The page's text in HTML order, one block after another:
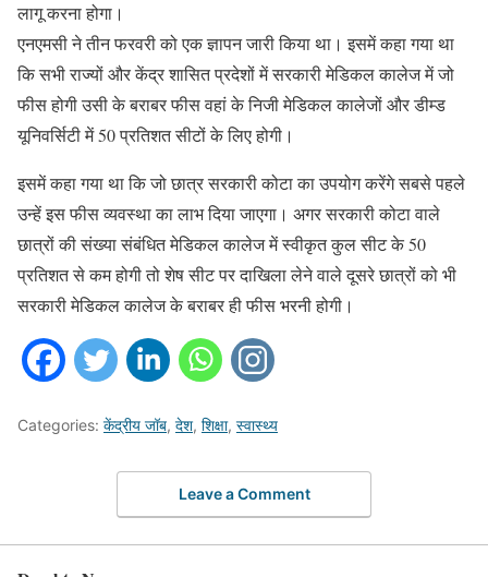
लागू करना होगा।
एनएमसी ने तीन फरवरी को एक ज्ञापन जारी किया था। इसमें कहा गया था
कि सभी राज्यों और केंद्र शासित प्रदेशों में सरकारी मेडिकल कालेज में जो
फीस होगी उसी के बराबर फीस वहां के निजी मेडिकल कालेजों और डीम्ड
यूनिवर्सिटी में 50 प्रतिशत सीटों के लिए होगी।
इसमें कहा गया था कि जो छात्र सरकारी कोटा का उपयोग करेंगे सबसे पहले
उन्हें इस फीस व्यवस्था का लाभ दिया जाएगा। अगर सरकारी कोटा वाले
छात्रों की संख्या संबंधित मेडिकल कालेज में स्वीकृत कुल सीट के 50
प्रतिशत से कम होगी तो शेष सीट पर दाखिला लेने वाले दूसरे छात्रों को भी
सरकारी मेडिकल कालेज के बराबर ही फीस भरनी होगी।
Categories: केंद्रीय जॉब, देश, शिक्षा, स्वास्थ्य
Leave a Comment